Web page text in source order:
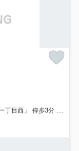
丁目西」 停歩3分
湘南